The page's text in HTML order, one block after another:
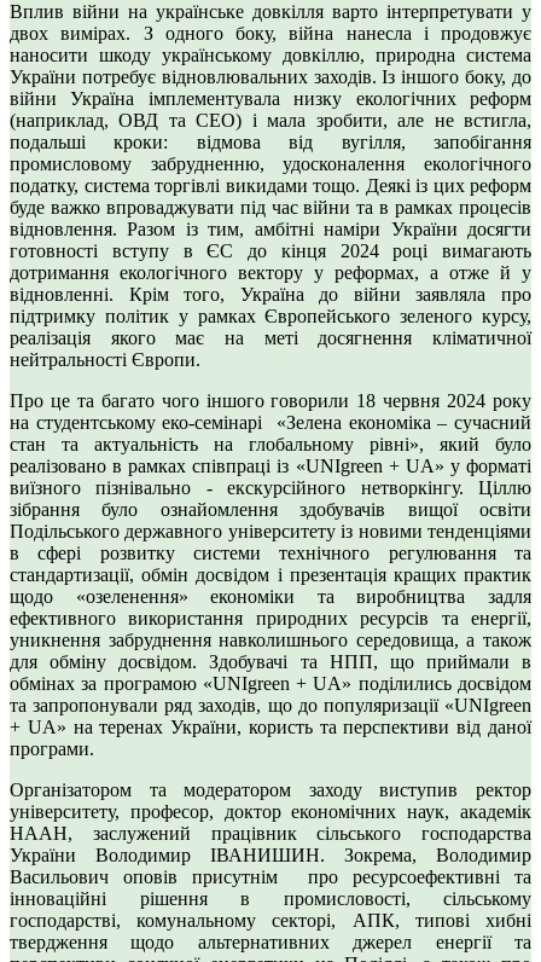
Вплив війни на українське довкілля варто інтерпретувати у
двох вимірах. З одного боку, війна нанесла і продовжує
наносити шкоду українському довкіллю, природна система
України потребує відновлювальних заходів. Із іншого боку, до
війни Україна імплементувала низку екологічних реформ
(наприклад, ОВД та СЕО) і мала зробити, але не встигла,
подальші кроки: відмова від вугілля, запобігання
промисловому забрудненню, удосконалення екологічного
податку, система торгівлі викидами тощо. Деякі із цих реформ
буде важко впроваджувати під час війни та в рамках процесів
відновлення. Разом із тим, амбітні наміри України досягти
готовності вступу в ЄС до кінця 2024 році вимагають
дотримання екологічного вектору у реформах, а отже й у
відновленні. Крім того, Україна до війни заявляла про
підтримку політик у рамках Європейського зеленого курсу,
реалізація якого має на меті досягнення кліматичної
нейтральності Європи.
Про це та багато чого іншого говорили 18 червня 2024 року
на студентському еко-семінарі «Зелена економіка – сучасний
стан та актуальність на глобальному рівні», який було
реалізовано в рамках співпраці із «UNIgreen + UA» у форматі
виїзного пізнівально - екскурсійного нетворкінгу. Ціллю
зібрання було ознайомлення здобувачів вищої освіти
Подільського державного університету із новими тенденціями
в сфері розвитку системи технічного регулювання та
стандартизації, обмін досвідом і презентація кращих практик
щодо «озеленення» економіки та виробництва задля
ефективного використання природних ресурсів та енергії,
уникнення забруднення навколишнього середовища, а також
для обміну досвідом. Здобувачі та НПП, що приймали в
обмінах за програмою «UNIgreen + UA» поділились досвідом
та запропонували ряд заходів, що до популяризації «UNIgreen
+ UA» на теренах України, користь та перспективи від даної
програми.
Організатором та модератором заходу виступив ректор
університету, професор, доктор економічних наук, академік
НААН, заслужений працівник сільського господарства
України Володимир ІВАНИШИН. Зокрема, Володимир
Васильович оповів присутнім про ресурсоефективні та
інноваційні рішення в промисловості, сільському
господарстві, комунальному секторі, АПК, типові хибні
твердження щодо альтернативних джерел енергії та